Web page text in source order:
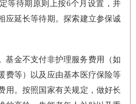
等待期原则上按6个月设置，并
应延长等待期。探索建立参保诚
基金不支付非护理服务费用（如
费等）以及应由基本医疗保险等
用。按照国家有关规定，做好长